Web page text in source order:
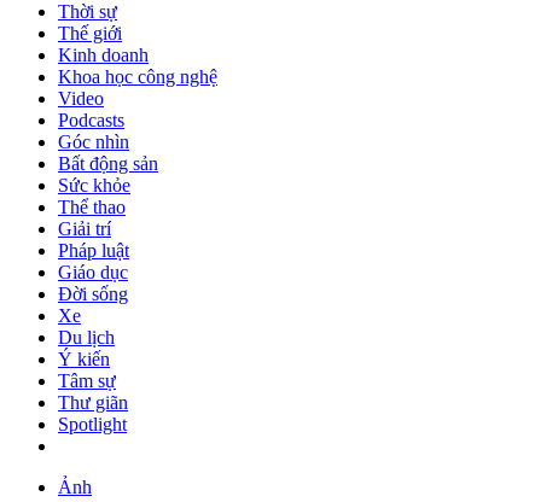
Thời sự
Thế giới
Kinh doanh
Khoa học công nghệ
Video
Podcasts
Góc nhìn
Bất động sản
Sức khỏe
Thể thao
Giải trí
Pháp luật
Giáo dục
Đời sống
Xe
Du lịch
Ý kiến
Tâm sự
Thư giãn
Spotlight
Ảnh